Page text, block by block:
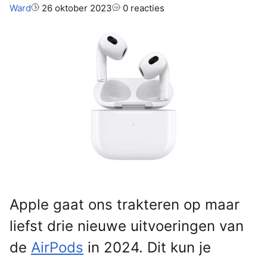
Auteur:
Ward 26 oktober 2023 0 reacties
Apple gaat ons trakteren op maar
liefst drie nieuwe uitvoeringen van
de AirPods in 2024. Dit kun je